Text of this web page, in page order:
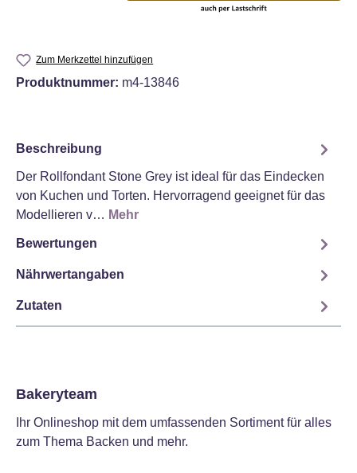
Zum Merkzettel hinzufügen
Produktnummer: m4-13846
Beschreibung
Der Rollfondant Stone Grey ist ideal für das Eindecken
von Kuchen und Torten. Hervorragend geeignet für das
Modellieren v… Mehr
Bewertungen
Nährwertangaben
Zutaten
Bakeryteam
Ihr Onlineshop mit dem umfassenden Sortiment für alles
zum Thema Backen und mehr.